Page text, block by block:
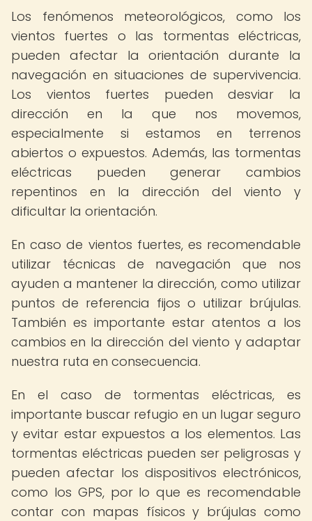
Los fenómenos meteorológicos, como los
vientos fuertes o las tormentas eléctricas,
pueden afectar la orientación durante la
navegación en situaciones de supervivencia.
Los vientos fuertes pueden desviar la
dirección en la que nos movemos,
especialmente si estamos en terrenos
abiertos o expuestos. Además, las tormentas
eléctricas pueden generar cambios
repentinos en la dirección del viento y
dificultar la orientación.
En caso de vientos fuertes, es recomendable
utilizar técnicas de navegación que nos
ayuden a mantener la dirección, como utilizar
puntos de referencia fijos o utilizar brújulas.
También es importante estar atentos a los
cambios en la dirección del viento y adaptar
nuestra ruta en consecuencia.
En el caso de tormentas eléctricas, es
importante buscar refugio en un lugar seguro
y evitar estar expuestos a los elementos. Las
tormentas eléctricas pueden ser peligrosas y
pueden afectar los dispositivos electrónicos,
como los GPS, por lo que es recomendable
contar con mapas físicos y brújulas como